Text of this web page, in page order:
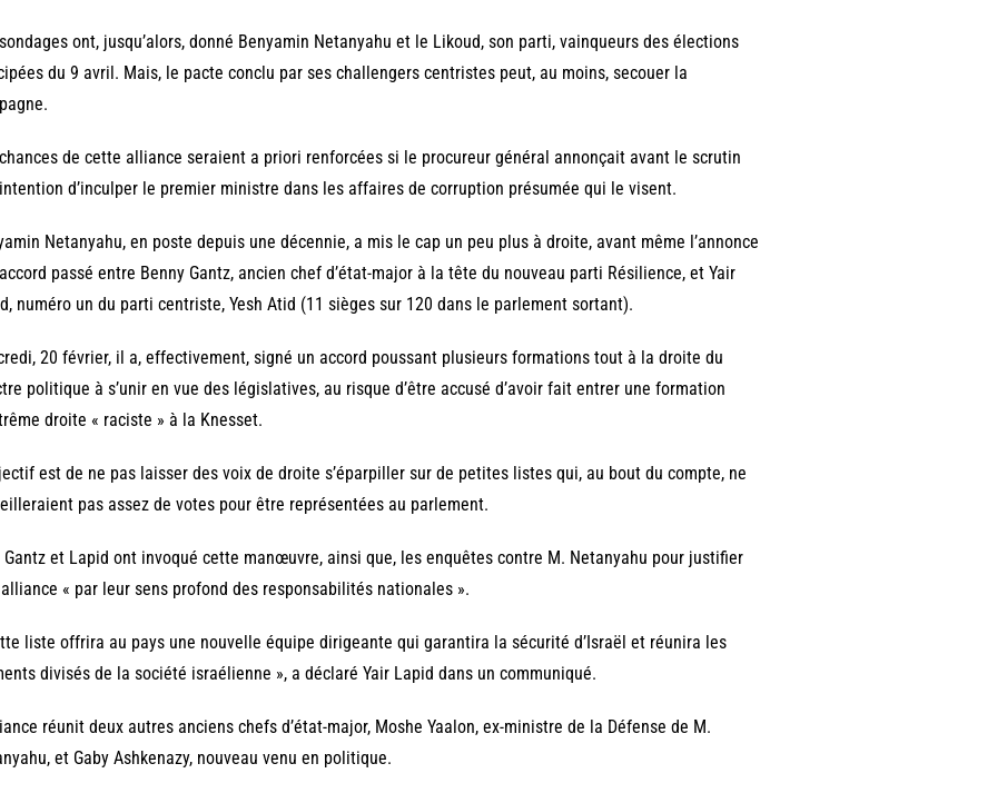
ont, jusqu’alors, donné Benyamin Netanyahu et le Likoud, son parti, vainqueurs des élections
du 9 avril. Mais, le pacte conclu par ses challengers centristes peut, au moins, secouer la
de cette alliance seraient a priori renforcées si le procureur général annonçait avant le scrutin
d’inculper le premier ministre dans les affaires de corruption présumée qui le visent.
Netanyahu, en poste depuis une décennie, a mis le cap un peu plus à droite, avant même l’annonce
passé entre Benny Gantz, ancien chef d’état-major à la tête du nouveau parti Résilience, et Yair
numéro un du parti centriste, Yesh Atid (11 sièges sur 120 dans le parlement sortant).
20 février, il a, effectivement, signé un accord poussant plusieurs formations tout à la droite du
politique à s’unir en vue des législatives, au risque d’être accusé d’avoir fait entrer une formation
droite « raciste » à la Knesset.
est de ne pas laisser des voix de droite s’éparpiller sur de petites listes qui, au bout du compte, ne
pas assez de votes pour être représentées au parlement.
Gantz et Lapid ont invoqué cette manœuvre, ainsi que, les enquêtes contre M. Netanyahu pour justifier
« par leur sens profond des responsabilités nationales ».
liste offrira au pays une nouvelle équipe dirigeante qui garantira la sécurité d’Israël et réunira les
divisés de la société israélienne », a déclaré Yair Lapid dans un communiqué.
réunit deux autres anciens chefs d’état-major, Moshe Yaalon, ex-ministre de la Défense de M.
et Gaby Ashkenazy, nouveau venu en politique.